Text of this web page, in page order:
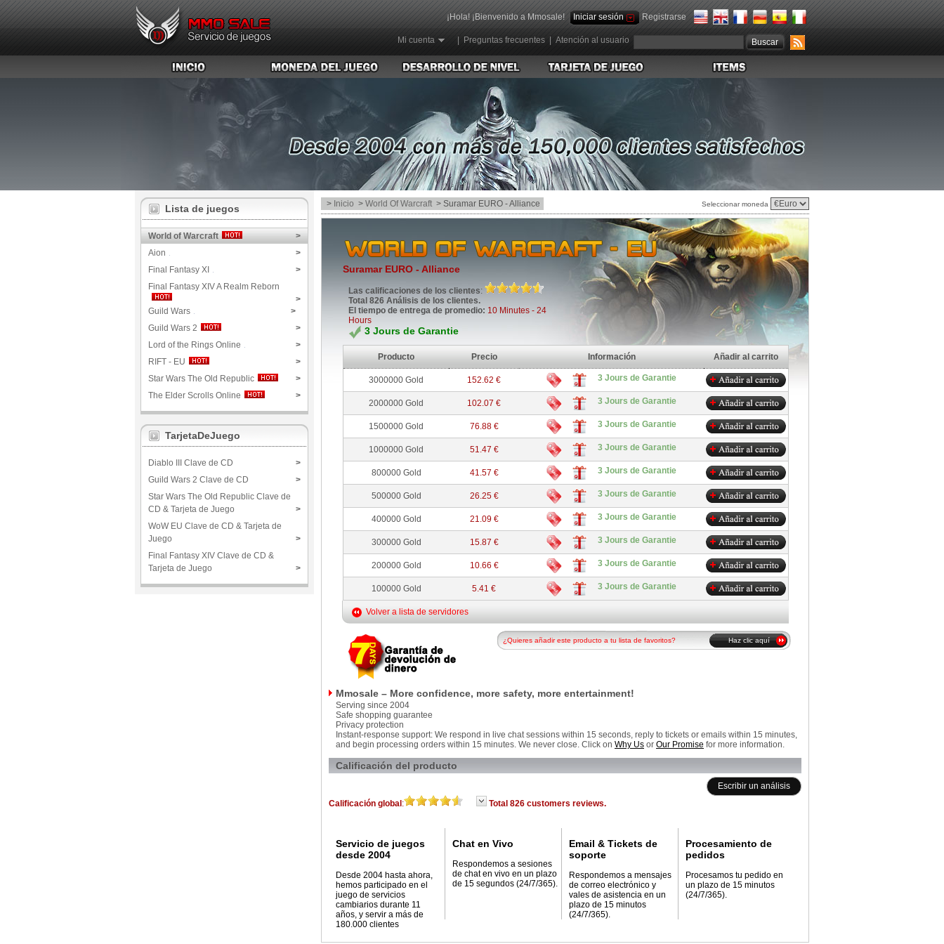
¡Hola! ¡Bienvenido a Mmosale! Iniciar sesión Registrarse
Atención al usuario
Preguntas frecuentes
Mi cuenta
Lista de juegos
World of Warcraft
>
Aion
>
Final Fantasy XI
>
Final Fantasy XIV A Realm Reborn
>
Guild Wars
>
Guild Wars 2
>
Lord of the Rings Online
>
RIFT - EU
>
Star Wars The Old Republic
>
The Elder Scrolls Online
>
TarjetaDeJuego
Diablo III Clave de CD
>
Guild Wars 2 Clave de CD
>
Star Wars The Old Republic Clave de
CD & Tarjeta de Juego
>
WoW EU Clave de CD & Tarjeta de
Juego
>
Final Fantasy XIV Clave de CD &
Tarjeta de Juego
>
> Inicio > World Of Warcraft > Suramar EURO - Alliance Seleccionar moneda
Suramar EURO - Alliance
Las calificaciones de los clientes:
Total 826 Análisis de los clientes.
El tiempo de entrega de promedio: 10 Minutes - 24
Hours
3 Jours de Garantie
Producto Precio Información Añadir al carrito
3000000 Gold 152.62 € 3 Jours de Garantie
2000000 Gold 102.07 € 3 Jours de Garantie
1500000 Gold 76.88 € 3 Jours de Garantie
1000000 Gold 51.47 € 3 Jours de Garantie
800000 Gold 41.57 € 3 Jours de Garantie
500000 Gold 26.25 € 3 Jours de Garantie
400000 Gold 21.09 € 3 Jours de Garantie
300000 Gold 15.87 € 3 Jours de Garantie
200000 Gold 10.66 € 3 Jours de Garantie
100000 Gold 5.41 € 3 Jours de Garantie
Volver a lista de servidores
¿Quieres añadir este producto a tu lista de favoritos? Haz clic aquí
Mmosale – More confidence, more safety, more entertainment!
Serving since 2004
Safe shopping guarantee
Privacy protection
Instant-response support: We respond in live chat sessions within 15 seconds, reply to tickets or emails within 15 minutes,
and begin processing orders within 15 minutes. We never close. Click on Why Us or Our Promise for more information.
Calificación del producto
Escribir un análisis
Calificación global: Total 826 customers reviews.
Servicio de juegos
desde 2004
Desde 2004 hasta ahora,
hemos participado en el
juego de servicios
cambiarios durante 11
años, y servir a más de
180.000 clientes
Chat en Vivo
Respondemos a sesiones
de chat en vivo en un plazo
de 15 segundos (24/7/365).
Email & Tickets de
soporte
Respondemos a mensajes
de correo electrónico y
vales de asistencia en un
plazo de 15 minutos
(24/7/365).
Procesamiento de
pedidos
Procesamos tu pedido en
un plazo de 15 minutos
(24/7/365).